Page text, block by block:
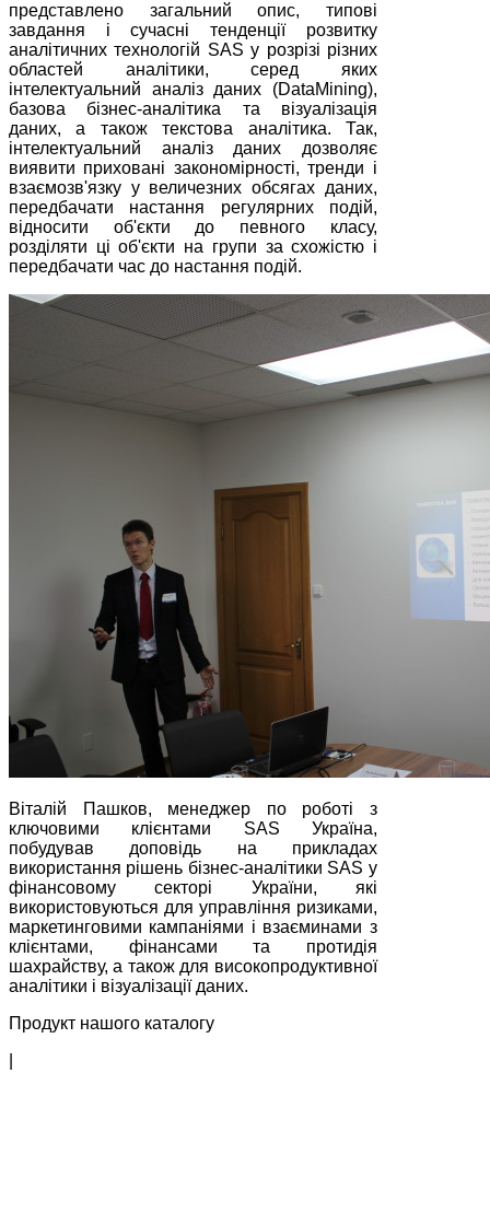
представлено загальний опис, типові
завдання і сучасні тенденції розвитку
аналітичних технологій SAS у розрізі різних
областей аналітики, серед яких
інтелектуальний аналіз даних (DataMining),
базова бізнес-аналітика та візуалізація
даних, а також текстова аналітика. Так,
інтелектуальний аналіз даних дозволяє
виявити приховані закономірності, тренди і
взаємозв'язку у величезних обсягах даних,
передбачати настання регулярних подій,
відносити об'єкти до певного класу,
розділяти ці об'єкти на групи за схожістю і
передбачати час до настання подій.
Віталій Пашков, менеджер по роботі з
ключовими клієнтами SAS Україна,
побудував доповідь на прикладах
використання рішень бізнес-аналітики SAS у
фінансовому секторі України, які
використовуються для управління ризиками,
маркетинговими кампаніями і взаєминами з
клієнтами, фінансами та протидія
шахрайству, а також для високопродуктивної
аналітики і візуалізації даних.
Продукт нашого каталогу